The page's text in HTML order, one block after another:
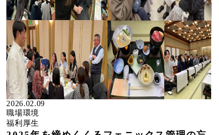
2026.02.09
職場環境
福利厚生